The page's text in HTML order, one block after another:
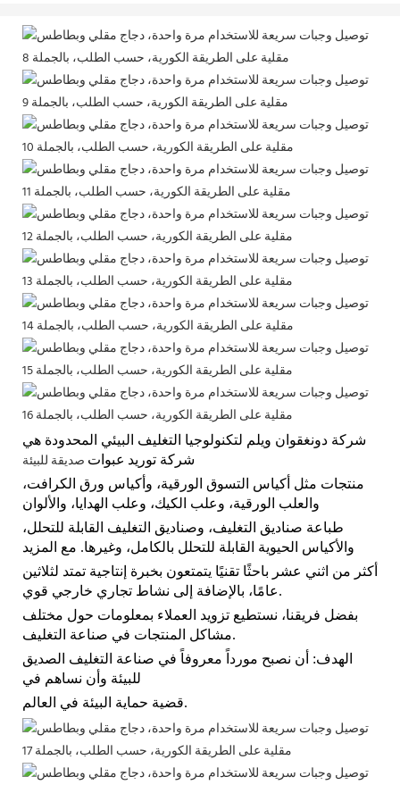
شركة دونغقوان ويلم لتكنولوجيا التغليف البيئي المحدودة هي
شركة توريد عبوات صديقة للبيئة
منتجات مثل أكياس التسوق الورقية، وأكياس ورق الكرافت،
والعلب الورقية، وعلب الكيك، وعلب الهدايا، والألوان
طباعة صناديق التغليف، وصناديق التغليف القابلة للتحلل،
والأكياس الحيوية القابلة للتحلل بالكامل، وغيرها. مع المزيد
أكثر من اثني عشر باحثًا تقنيًا يتمتعون بخبرة إنتاجية تمتد لثلاثين
عامًا، بالإضافة إلى نشاط تجاري خارجي قوي.
بفضل فريقنا، نستطيع تزويد العملاء بمعلومات حول مختلف
مشاكل المنتجات في صناعة التغليف.
الهدف: أن نصبح مورداً معروفاً في صناعة التغليف الصديق
للبيئة وأن نساهم في
قضية حماية البيئة في العالم.